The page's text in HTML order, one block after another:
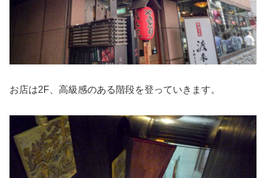
お店は2F、高級感のある階段を登っていきます。